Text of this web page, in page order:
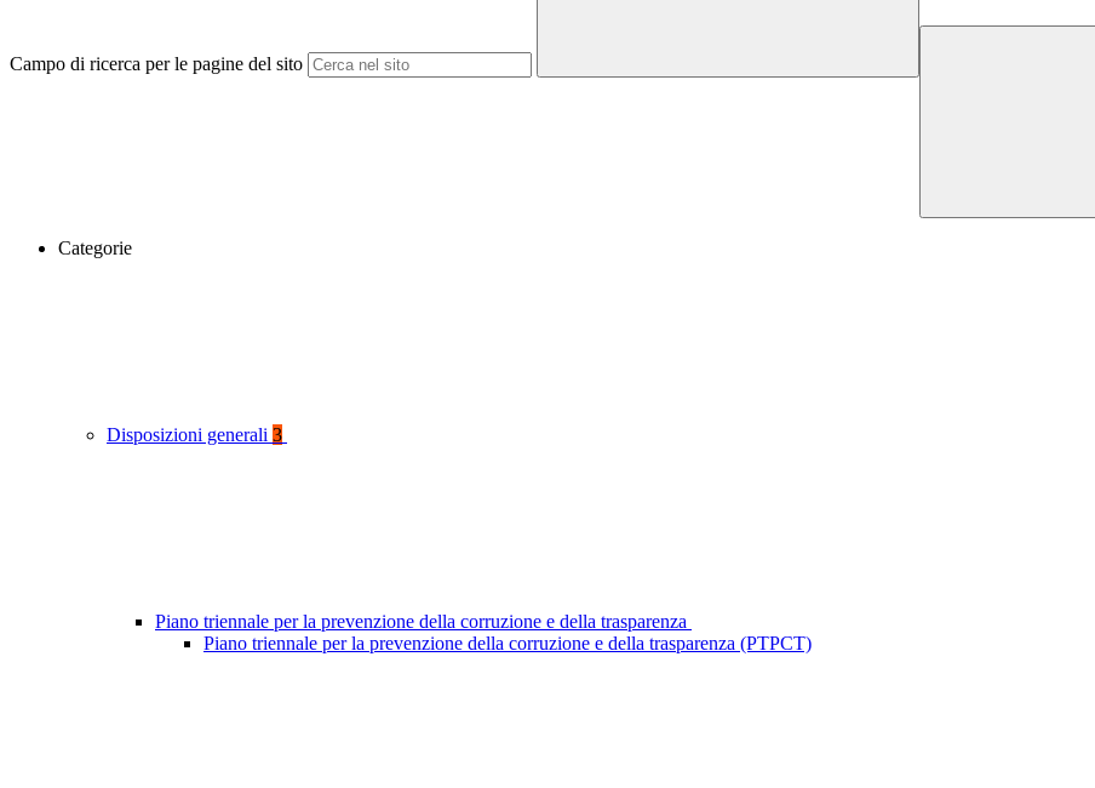
Campo di ricerca per le pagine del sito
Categorie
Disposizioni generali 3
Piano triennale per la prevenzione della corruzione e della trasparenza
Piano triennale per la prevenzione della corruzione e della trasparenza (PTPCT)